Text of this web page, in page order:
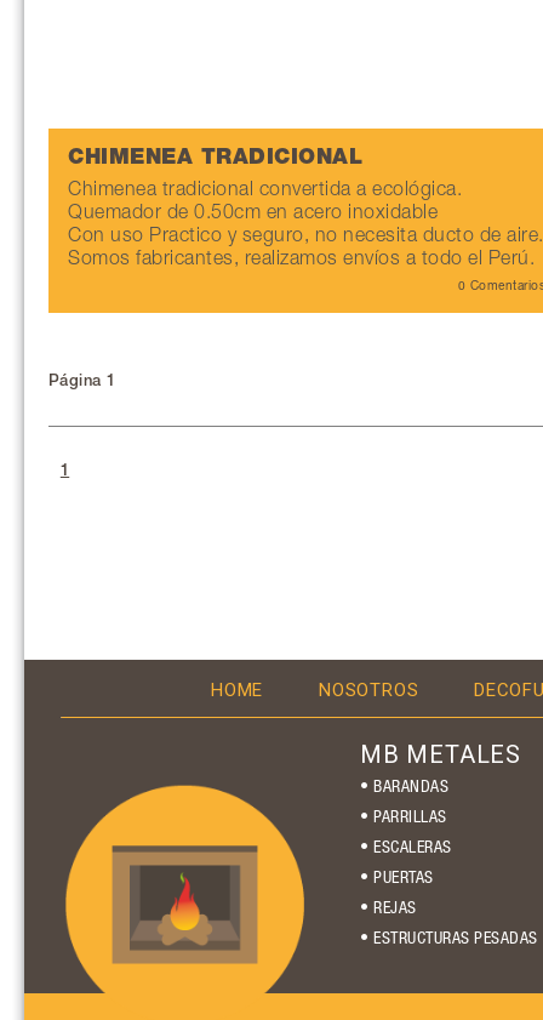
CHIMENEA TRADICIONAL
Chimenea tradicional convertida a ecológica.
Quemador de 0.50cm en acero inoxidable
Con uso Practico y seguro, no necesita ducto de aire.
Somos fabricantes, realizamos envíos a todo el Perú.
0
Página 1
1
HOME NOSOTROS
MB METALES
• BARANDAS
• PARRILLAS
• ESCALERAS
• PUERTAS
• REJAS
• ESTRUCTURAS PESADAS